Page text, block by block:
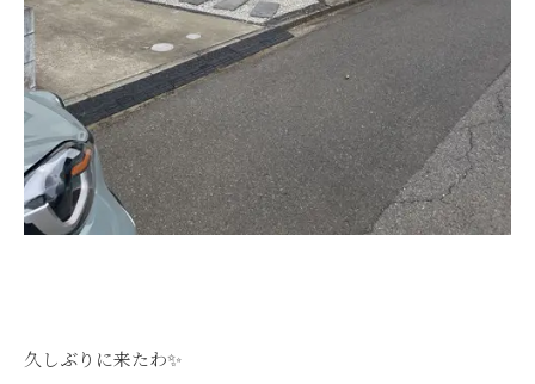
久しぶりに来たわ✨